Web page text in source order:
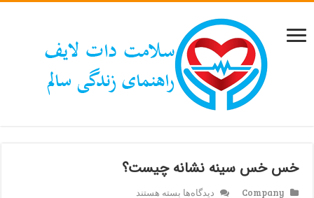
خس خس سینه نشانه چیست؟
Company دیدگاه‌ها برای
بسته هستند